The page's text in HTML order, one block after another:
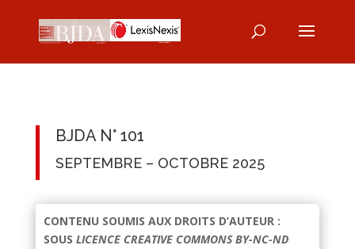
BJDA N° 101
SEPTEMBRE – OCTOBRE 2025
CONTENU SOUMIS AUX DROITS D’AUTEUR :
SOUS LICENCE CREATIVE COMMONS BY-NC-ND